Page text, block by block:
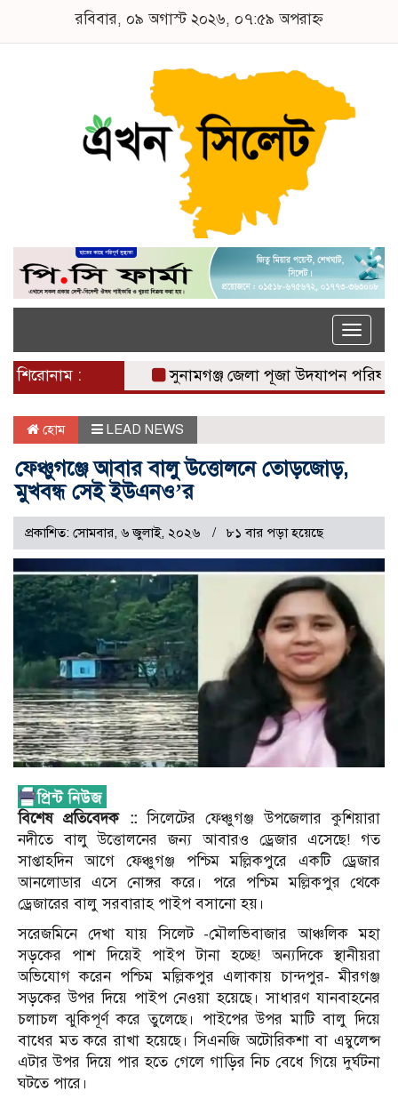
রবিবার, ০৯ অগাস্ট ২০২৬, ০৭:৫৯ অপরাহ্ন
Toggle
শিরোনাম : সুনামগঞ্জ জেলা পূজা উদযাপন পরিষদের
হোম LEAD NEWS
ফেঞ্চুগঞ্জে আবার বালু উত্তোলনে তোড়জোড়,
মুখবন্ধ সেই ইউএনও’র
প্রকাশিত: সোমবার, ৬ জুলাই, ২০২৬ ৮১ বার পড়া হয়েছে
বিশেষ প্রতিবেদক ::সিলেটের ফেঞ্চুগঞ্জ উপজেলার কুশিয়ারা
নদীতে বালু উত্তোলনের জন্য আবারও ড্রেজার এসেছে! গত
সাপ্তাহদিন আগে ফেঞ্চুগঞ্জ পশ্চিম মল্লিকপুরে একটি ড্রেজার
আনলোডার এসে নোঙ্গর করে। পরে পশ্চিম মল্লিকপুর থেকে
ড্রেজারের বালু সরবারাহ পাইপ বসানো হয়।
সরেজমিনে দেখা যায় সিলেট -মৌলভিবাজার আঞ্চলিক মহা
সড়কের পাশ দিয়েই পাইপ টানা হচ্ছে! অন্যদিকে স্থানীয়রা
অভিযোগ করেন পশ্চিম মল্লিকপুর এলাকায় চান্দপুর- মীরগঞ্জ
সড়কের উপর দিয়ে পাইপ নেওয়া হয়েছে। সাধারণ যানবাহনের
চলাচল ঝুকিপূর্ণ করে তুলেছে। পাইপের উপর মাটি বালু দিয়ে
বাধের মত করে রাখা হয়েছে। সিএনজি অটোরিকশা বা এম্বুলেন্স
এটার উপর দিয়ে পার হতে গেলে গাড়ির নিচ বেধে গিয়ে দুর্ঘটনা
ঘটতে পারে।